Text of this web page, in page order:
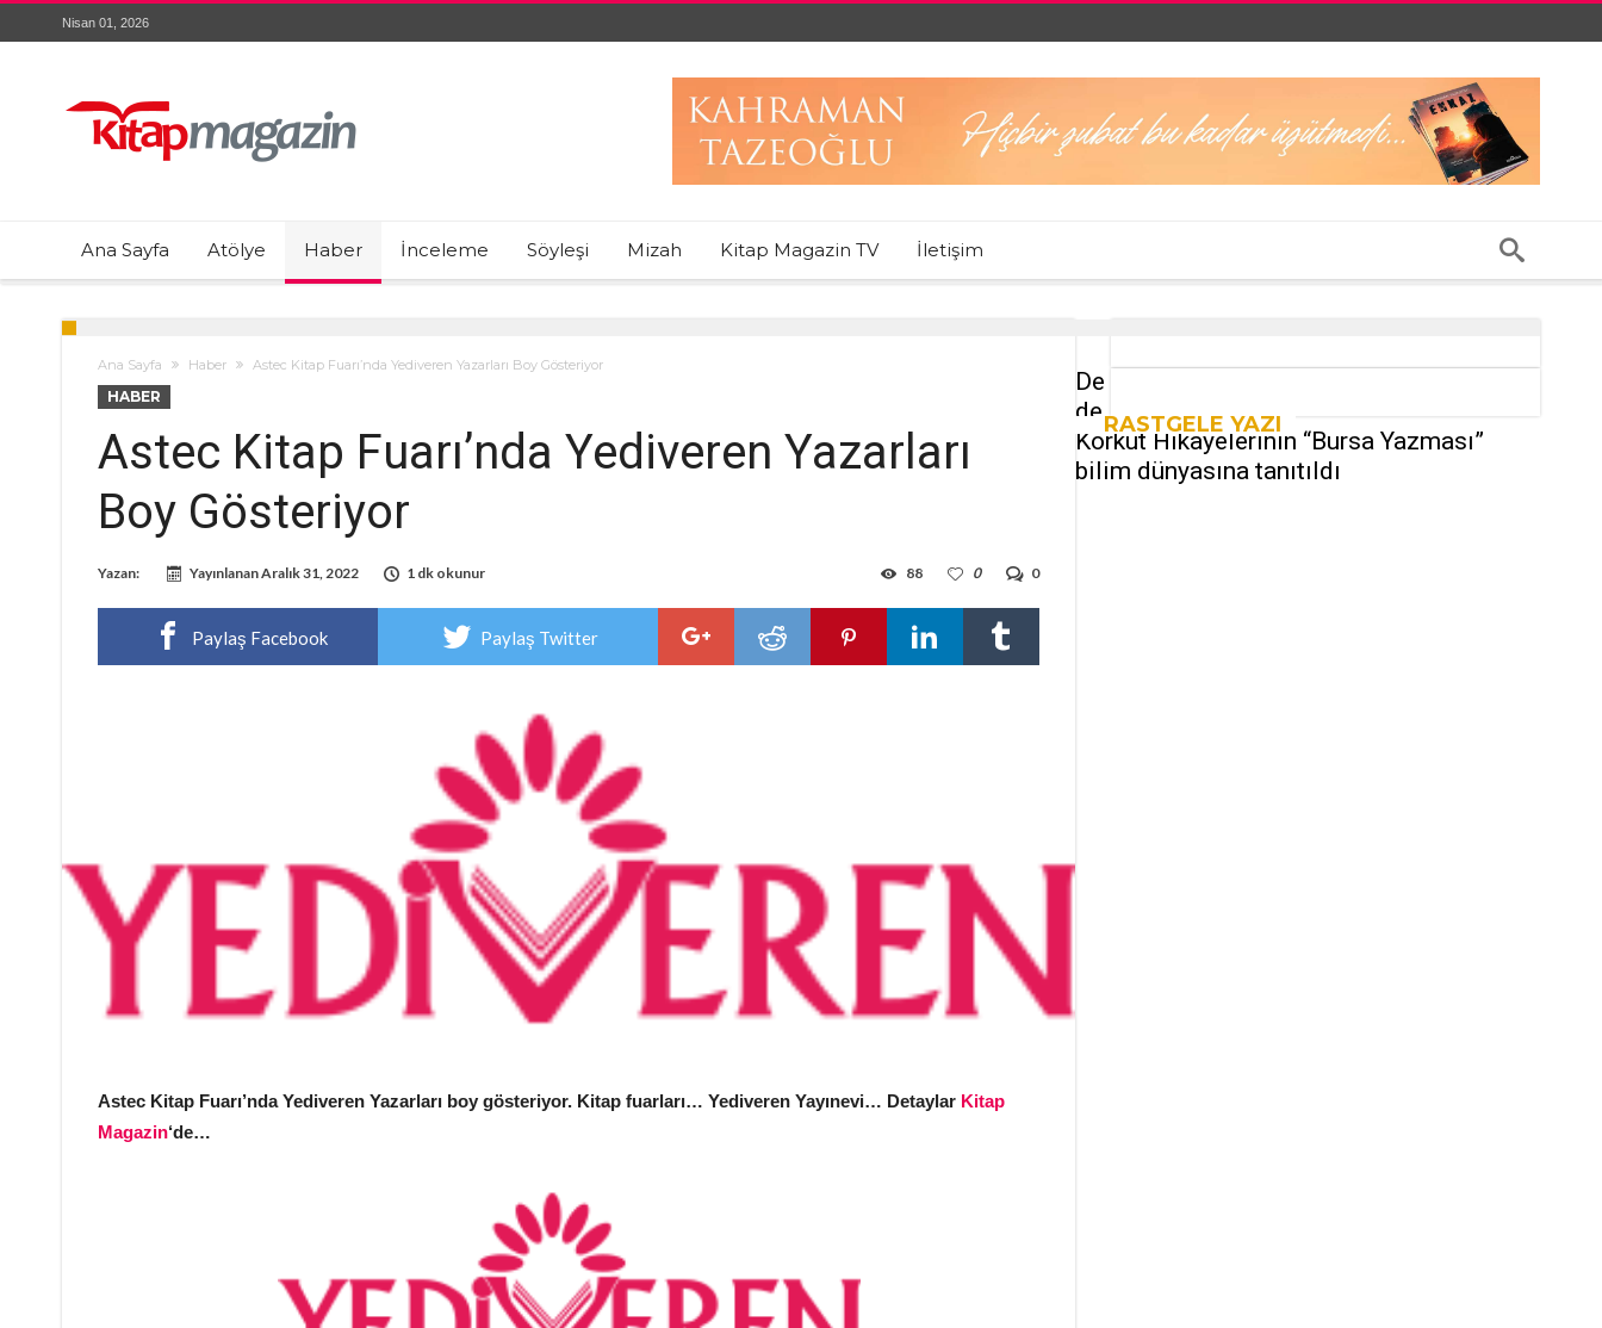
Nisan 01, 2026
Ana Sayfa Atölye Haber İnceleme Söyleşi Mizah Kitap Magazin TV İletişim
Ana Sayfa Haber Astec Kitap Fuarı’nda Yediveren Yazarları Boy Gösteriyor
HABER
Astec Kitap Fuarı’nda Yediveren Yazarları
Boy Gösteriyor
Yazan: YayınlananAralık 31, 2022 1 dk okunur 0
0
88
Paylaş Facebook Paylaş Twitter
Astec Kitap Fuarı’nda Yediveren Yazarları boy gösteriyor. Kitap fuarları… Yediveren Yayınevi… Detaylar Kitap
Magazin‘de…
RASTGELE YAZI
De
de
Korkut Hikayelerinin “Bursa Yazması”
bilim dünyasına tanıtıldı